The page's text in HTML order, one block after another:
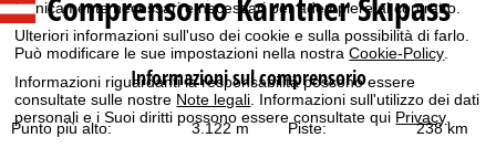
tecnicamente necessari e necessari per adempiere al contratto.
Ulteriori informazioni sull'uso dei cookie e sulla possibilità di farlo.
Può modificare le sue impostazioni nella nostraCookie-Policy
Informazioni riguardanti la responsabilità possono essere
consultate sulle nostre Note legali . Informazioni sull'utilizzo dei dati
personali e i Suoi diritti possono essere consultate qui Privacy
m
e
p
Informazioni sul comprensorio
Punto più alto: 3.122 m Piste: 238 km